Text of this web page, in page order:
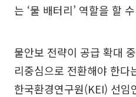
는 ‘물 배터리’ 역할을 할
물안보 전략이 공급 확대
리중심으로 전환해야 한다
한국환경연구원(KEI) 선임